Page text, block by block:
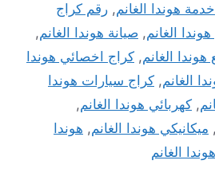
خدمة هوندا الغانم, رقم كراج
الغانم, صيانة هوندا الغانم,
الغانم, كراج اخصائي هوندا
الغانم, كراج سيارات هوندا
, كهربائي هوندا الغانم,
, ميكانيكي هوندا الغانم, هوندا
الغانم